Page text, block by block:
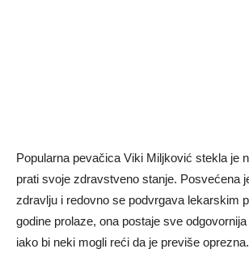
Popularna pevačica Viki Miljković stekla je
prati svoje zdravstveno stanje. Posvećena
zdravlju i redovno se podvrgava lekarskim
godine prolaze, ona postaje sve
iako bi neki mogli reći da je previše oprezna.